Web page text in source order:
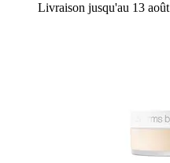
Livraison jusqu'au 13 août